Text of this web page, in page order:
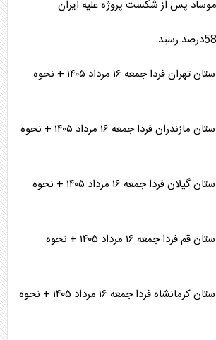
موساد پس از شکست پروژه علیه ایران
جدول قطعی برق استان تهران فردا جمعه ۱۶ مرداد ۱۴۰۵ + نحوه
جدول قطعی برق استان مازندران فردا جمعه ۱۶ مرداد ۱۴۰۵ + نحوه
جدول قطعی برق استان گیلان فردا جمعه ۱۶ مرداد ۱۴۰۵ + نحوه
جدول قطعی برق استان قم فردا جمعه ۱۶ مرداد ۱۴۰۵ + نحوه
جدول قطعی برق استان کرمانشاه فردا جمعه ۱۶ مرداد ۱۴۰۵ + نحوه